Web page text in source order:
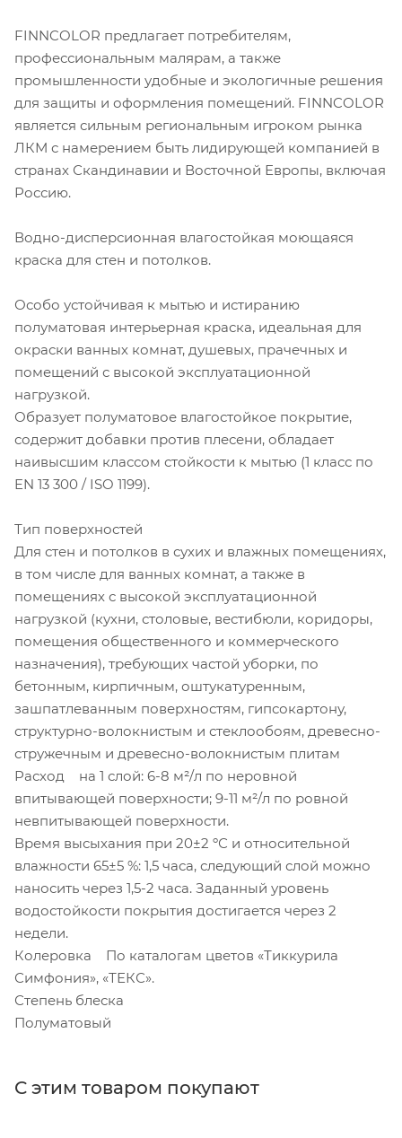
FINNCOLOR предлагает потребителям,
профессиональным малярам, а также
промышленности удобные и экологичные решения
для защиты и оформления помещений. FINNCOLOR
является сильным региональным игроком рынка
ЛКМ с намерением быть лидирующей компанией в
странах Скандинавии и Восточной Европы, включая
Россию.
Водно-дисперсионная влагостойкая моющаяся
краска для стен и потолков.
Особо устойчивая к мытью и истиранию
полуматовая интерьерная краска, идеальная для
окраски ванных комнат, душевых, прачечных и
помещений с высокой эксплуатационной
нагрузкой.
Образует полуматовое влагостойкое покрытие,
содержит добавки против плесени, обладает
наивысшим классом стойкости к мытью (1 класс по
EN 13 300 / ISO 1199).
Тип поверхностей
Для стен и потолков в сухих и влажных помещениях,
в том числе для ванных комнат, а также в
помещениях с высокой эксплуатационной
нагрузкой (кухни, столовые, вестибюли, коридоры,
помещения общественного и коммерческого
назначения), требующих частой уборки, по
бетонным, кирпичным, оштукатуренным,
зашпатлеванным поверхностям, гипсокартону,
структурно-волокнистым и стеклообоям, древесно-
стружечным и древесно-волокнистым плитам
Расход на 1 слой: 6-8 м²/л по неровной
впитывающей поверхности; 9-11 м²/л по ровной
невпитывающей поверхности.
Время высыхания при 20±2 ºС и относительной
влажности 65±5 %: 1,5 часа, следующий слой можно
наносить через 1,5-2 часа. Заданный уровень
водостойкости покрытия достигается через 2
недели.
Колеровка По каталогам цветов «Тиккурила
Симфония», «ТЕКС».
Степень блеска
Полуматовый
С этим товаром покупают